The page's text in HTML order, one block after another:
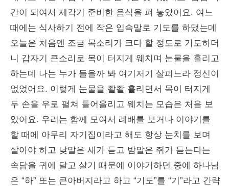
간이 되여서 제각기 준비한 음식을 펴 놓았어요. 여느
때에는 식사하기 전에 작은 입속말로 기도를 하댔는데
오늘은 처음엔 조금 목소리가 크다 할 정도로 기도하더
니 갑자기 큰소리로 목이 터지게 웨치며 눈물을 흘리고
하는데 나는 누가 들을까 봐 여기저기 살피느라 정신이
없었어요. 이렇게 눈물을 좔좔 흘리면서 목이 터지게
두 손을 우로 펼쳐 들어올리고 웨치는 모습은 처음 보
았어요. 우리는 함께 모여서 례배를 보거나 이야기를
할 때에 아무리 자기집이라고 해도 항상 눈치를 보며
살아야 하고 낮말은 새가 듣고 밤말은 쥐가 듣는다는
속담을 귀에 달고 살기 때문에 이야기하던 중에 하나님
은 “하” 또는 큰아버지라고 하고 “기도”를 “기”라고 간략